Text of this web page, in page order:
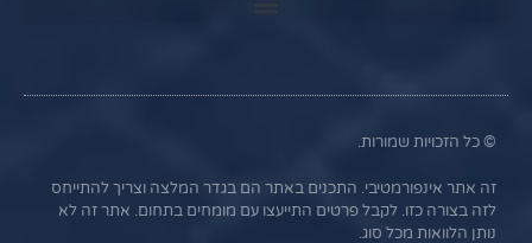
© כל הזכויות שמורות.
זה אתר אינפורמטיבי. התכנים באתר הם בגדר המלצה וצריך להתייחס
לזה בצורה כזו. לקבל פרטים התייעצו עם מומחים בתחום. אתר זה לא
נותן הלוואות מכל סוג.